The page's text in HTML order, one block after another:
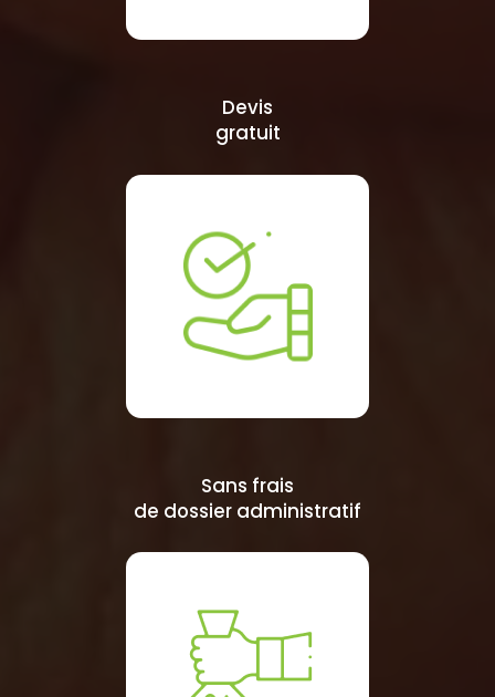
Devis
gratuit
Sans frais
de dossier administratif